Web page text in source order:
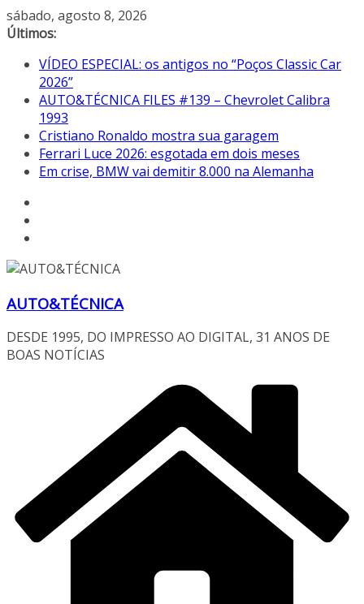
Pular
para
conteúdo
sábado, agosto 8, 2026
Últimos:
VÍDEO ESPECIAL: os antigos no “Poços Classic Car
2026”
AUTO&TÉCNICA FILES #139 – Chevrolet Calibra
1993
Cristiano Ronaldo mostra sua garagem
Ferrari Luce 2026: esgotada em dois meses
Em crise, BMW vai demitir 8.000 na Alemanha
AUTO&TÉCNICA
DESDE 1995, DO IMPRESSO AO DIGITAL, 31 ANOS DE
BOAS NOTÍCIAS